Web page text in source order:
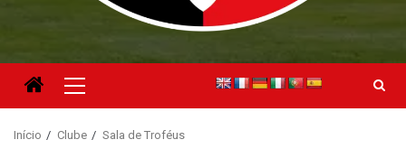
Menu
principal
Início Clube Sala de Troféus